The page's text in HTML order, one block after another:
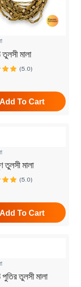
তুলসী মালা
(5.0)
Add To Cart
তুলসী মালা
(5.0)
Add To Cart
পুতির তুলসী মালা